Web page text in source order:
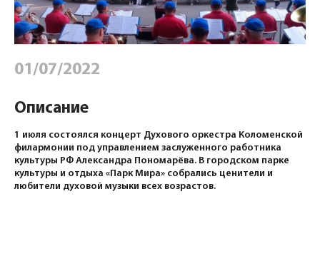
01/07/2022
Описание
1 июля состоялся концерт Духового оркестра Коломенской
филармонии под управлением заслуженного работника
культуры РФ Александра Пономарёва. В городском парке
культуры и отдыха «Парк Мира» собрались ценители и
любители духовой музыки всех возрастов.